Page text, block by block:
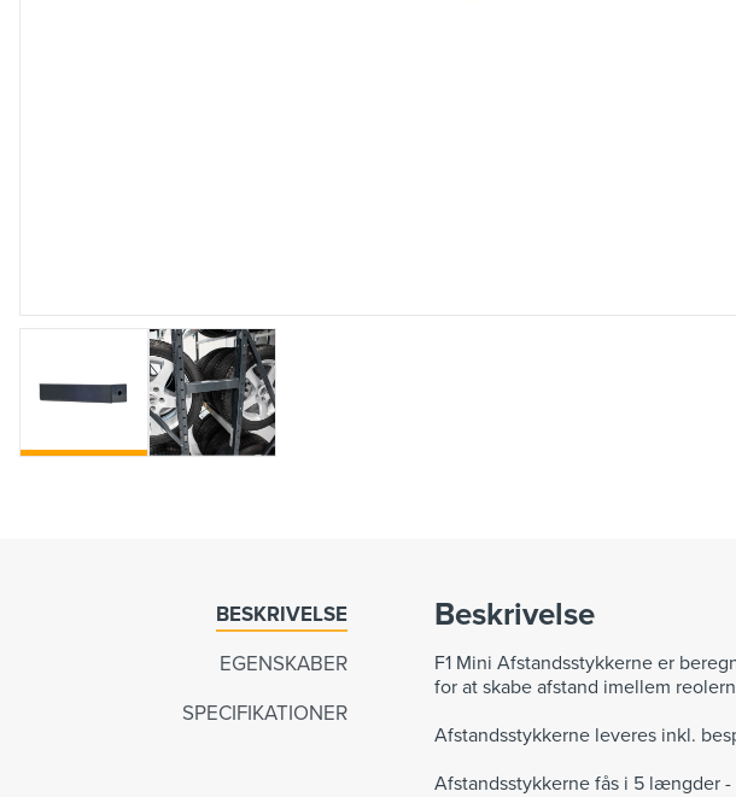
BESKRIVELSE
EGENSKABER
SPECIFIKATIONER
Beskrivelse
F1 Mini Afstandsstykkerne er
for at skabe afstand imellem
Afstandsstykkerne leveres inkl.
Afstandsstykkerne fås i 5 længder